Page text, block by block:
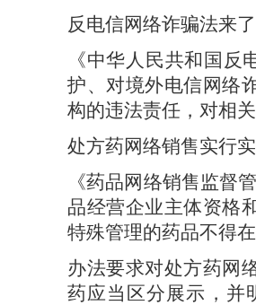
反电信网络诈骗法来了
《中华人民共和国反
护、对境外电信网络
构的违法责任，对相
处方药网络销售实行
《药品网络销售监督
品经营企业主体资格
特殊管理的药品不得在
办法要求对处方药网
药应当区分展示，并